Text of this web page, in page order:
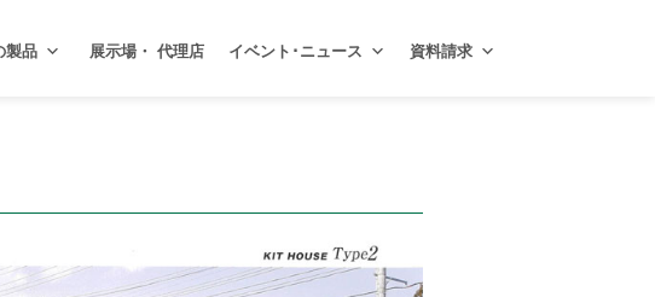
製品 展示場・ 代理店 イベント･ニュース 資料請求